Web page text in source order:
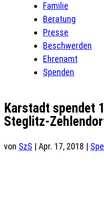
Familie
Beratung
Presse
Beschwerden
Ehrenamt
Spenden
Karstadt spendet
Steglitz-
von SzS | Apr. 17, 2018 |